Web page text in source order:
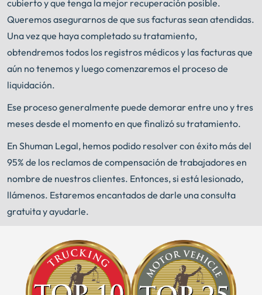
cubierto y que tenga la mejor recuperación posible.
Queremos asegurarnos de que sus facturas sean atendidas.
Una vez que haya completado su tratamiento,
obtendremos todos los registros médicos y las facturas que
aún no tenemos y luego comenzaremos el proceso de
liquidación.
Ese proceso generalmente puede demorar entre uno y tres
meses desde el momento en que finalizó su tratamiento.
En Shuman Legal, hemos podido resolver con éxito más del
95% de los reclamos de compensación de trabajadores en
nombre de nuestros clientes. Entonces, si está lesionado,
llámenos. Estaremos encantados de darle una consulta
gratuita y ayudarle.